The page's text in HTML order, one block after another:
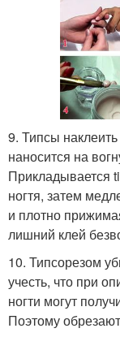
9. Типсы
наносится на
Прикладывается
ногтя, затем
и плотно
лишний клей
10. Типсорезом
учесть, что при
ногти могут
Поэтому